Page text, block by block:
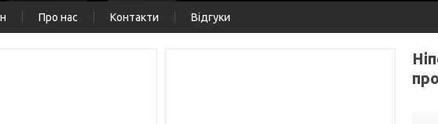
Про нас Контакти Відгуки